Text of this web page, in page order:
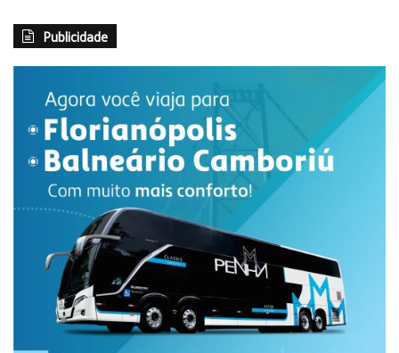
Publicidade